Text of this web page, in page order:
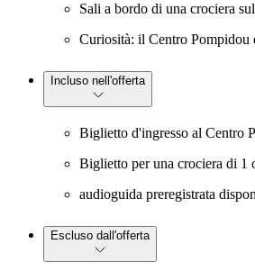
Sali a bordo di una crociera
Curiosità: il Centro Pompidou
Incluso nell'offerta
Biglietto d'ingresso al Centro
Biglietto per una crociera di 1
audioguida preregistrata
Escluso dall'offerta